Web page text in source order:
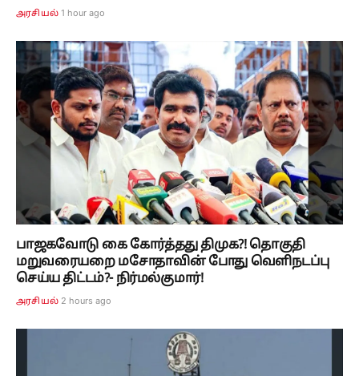
அரசியல் 1 hour ago
பாஜகவோடு கை கோர்த்தது திமுக?! தொகுதி
மறுவரையறை மசோதாவின் போது வெளிநடப்பு
செய்ய திட்டம்?- நிர்மல்குமார்!
அரசியல் 2 hours ago